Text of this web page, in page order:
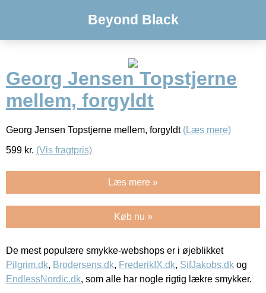
Beyond Black
Georg Jensen Topstjerne
mellem, forgyldt
Georg Jensen Topstjerne mellem, forgyldt (Læs mere)
599 kr. (Vis fragtpris)
Læs mere »
Køb nu »
De mest populære smykke-webshops er i øjeblikket
Pilgrim.dk, Brodersens.dk, FrederikIX.dk, SifJakobs.dk og
EndlessNordic.dk, som alle har nogle rigtig lækre smykker.